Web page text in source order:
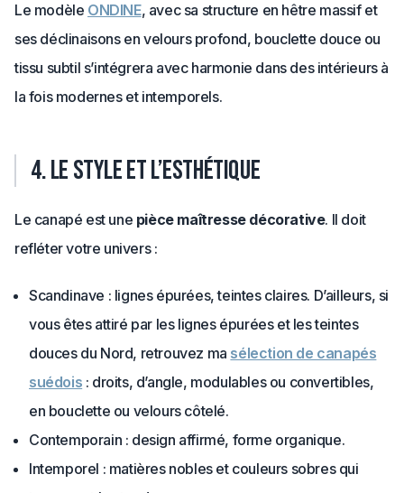
Le modèle ONDINE, avec sa structure en hêtre massif et
ses déclinaisons en velours profond, bouclette douce ou
tissu subtil s’intégrera avec harmonie dans des intérieurs à
la fois modernes et intemporels.
4. Le style et l’esthétique
Le canapé est une pièce maîtresse décorative. Il doit
refléter votre univers :
Scandinave : lignes épurées, teintes claires. D’ailleurs, si
vous êtes attiré par les lignes épurées et les teintes
douces du Nord, retrouvez ma sélection de canapés
suédois : droits, d’angle, modulables ou convertibles,
en bouclette ou velours côtelé.
Contemporain : design affirmé, forme organique.
Intemporel : matières nobles et couleurs sobres qui